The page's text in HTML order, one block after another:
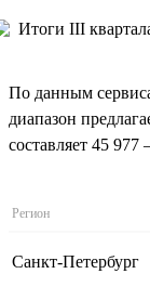
По данным
диапазон
составляет 45
Регион
Санкт-Петербург